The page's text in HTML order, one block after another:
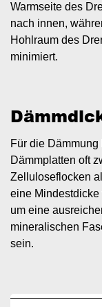
Warmseite des
nach innen,
Hohlraum des
minimiert.
Für die
Dämmplatten oft
Zelluloseflocken
eine Mindestdicke
um eine
mineralischen
sein.
Image